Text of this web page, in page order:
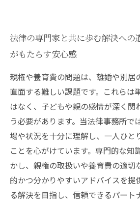
法律の専門家と共に歩む解決への
がもたらす安心感
親権や養育費の問題は、離婚や別居
直面する難しい課題です。これらは
はなく、子どもや親の感情が深く関
う必要があります。当法律事務所で
場や状況を十分に理解し、一人ひと
ことを心がけています。専門的な知
かし、親権の取扱いや養育費の適切
的かつ分かりやすいアドバイスを提
る解決を目指し、信頼できるパート